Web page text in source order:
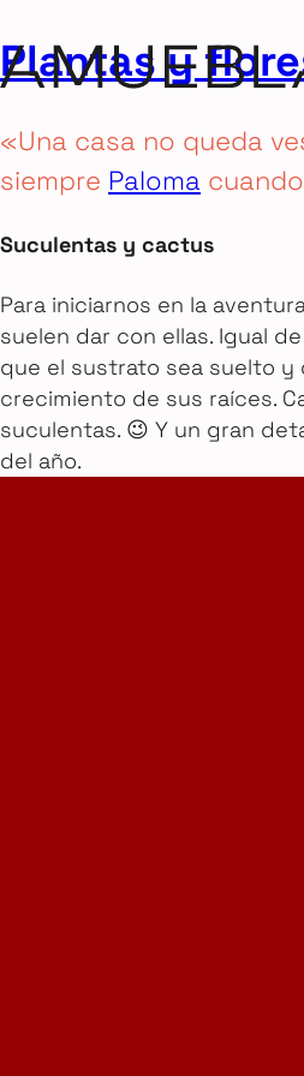
Plantas y
«Una casa no queda
siempre Paloma
Suculentas y cactus
Para iniciarnos en la
suelen dar con ellas. Igual
que el sustrato sea suelto y
crecimiento de sus raíces.
suculentas. 😉 Y un gran
del año.